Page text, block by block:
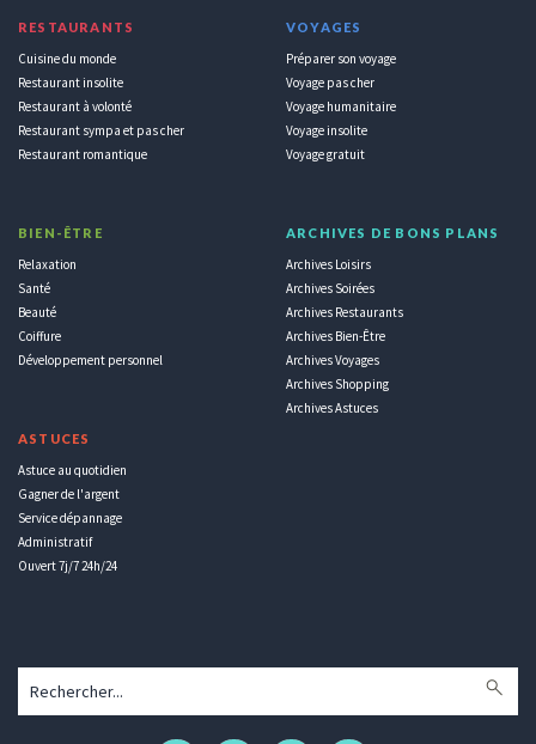
RESTAURANTS
Cuisine du monde
Restaurant insolite
Restaurant à volonté
Restaurant sympa et pas cher
Restaurant romantique
BIEN-ÊTRE
Relaxation
Santé
Beauté
Coiffure
Développement personnel
ASTUCES
Astuce au quotidien
Gagner de l'argent
Service dépannage
Administratif
Ouvert 7j/7 24h/24
VOYAGES
Préparer son voyage
Voyage pas cher
Voyage humanitaire
Voyage insolite
Voyage gratuit
ARCHIVES DE BONS PLANS
Archives Loisirs
Archives Soirées
Archives Restaurants
Archives Bien-Être
Archives Voyages
Archives Shopping
Archives Astuces